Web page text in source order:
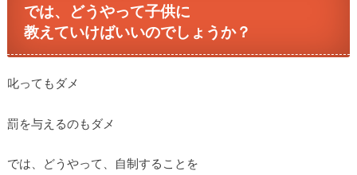
では、どうやって子供に
教えていけばいいのでしょうか？
叱ってもダメ
罰を与えるのもダメ
では、どうやって、自制することを